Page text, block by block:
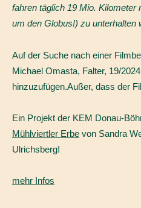
fahren täglich 19 Mio.
um den Globus!) zu unterhalten
Auf der Suche nach einer
Michael Omasta, Falter, 19/
hinzuzufügen.Außer, dass der
Ein Projekt der KEM Donau-
Mühlviertler Erbe von Sandra
Ulrichsberg!
mehr Infos